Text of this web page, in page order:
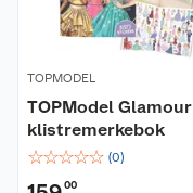
TOPMODEL
TOPModel Glamour
klistremerkebok
☆☆☆☆☆ (0)
00